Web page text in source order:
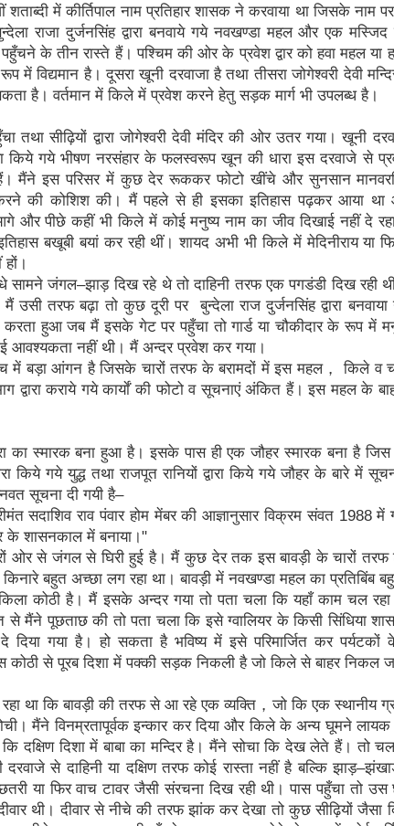
में कीर्तिपाल नाम प्रतिहार शासक ने करवाया था जिसके नाम पर
राजा दुर्जनसिंह द्वारा बनवाये गये नवखण्डा महल और एक
के तीन रास्ते हैं। पश्चिम की ओर के प्रवेश द्वार को हवा महल या
विद्यमान है। दूसरा खूनी दरवाजा है तथा तीसरा जोगेश्वरी देवी
है। वर्तमान में किले में प्रवेश करने हेतु सड़क मार्ग भी उपलब्ध है।
सीढ़ियों द्वारा जोगेश्वरी देवी मंदिर की ओर उतर गया। खूनी
किये गये भीषण नरसंहार के फलस्वरूप खून की धारा इस दरवाजे से
मैंने इस परिसर में कुछ देर रूककर फोटो खींचे और सुनसान
की कोशिश की। मैं पहले से ही इसका इतिहास पढ़कर आया
और पीछे कहीं भी किले में कोई मनुष्य नाम का जीव दिखाई नहीं दे
बखूबी बयां कर रही थीं। शायद अभी भी किले में मेदिनीराय या
जंगल–झाड़ दिख रहे थे तो दाहिनी तरफ एक पगडंडी दिख रही
उसी तरफ बढ़ा तो कुछ दूरी पर बुन्देला राज दुर्जनसिंह द्वारा
करता हुआ जब मैं इसके गेट पर पहुँचा तो गार्ड या चौकीदार के रूप में
आवश्यकता नहीं थी। मैं अन्दर प्रवेश कर गया।
में बड़ा आंगन है जिसके चारों तरफ के बरामदों में इस महल， किले व
द्वारा कराये गये कार्याें की फोटो व सूचनाएं अंकित हैं। इस महल के
स्मारक बना हुआ है। इसके पास ही एक जौहर स्मारक बना है जिस पर
किये गये युद्ध तथा राजपूत रानियों द्वारा किये गये जौहर के बारे में
सूचना दी गयी है–
सदाशिव राव पंवार होम मेंबर की आज्ञानुसार विक्रम संवत 1988 में
के शासनकाल में बनाया।"
ओर से जंगल से घिरी हुई है। मैं कुछ देर तक इस बावड़ी के चारों तरफ
बहुत अच्छा लग रहा था। बावड़ी में नवखण्डा महल का प्रतिबिंब
कोठी है। मैं इसके अन्दर गया तो पता चला कि यहाँ काम चल रहा
मैंने पूछताछ की तो पता चला कि इसे ग्वालियर के किसी सिंधिया
दिया गया है। हो सकता है भविष्य में इसे परिमार्जित कर
कोठी से पूरब दिशा में पक्की सड़क निकली है जो किले से बाहर निकल
था कि बावड़ी की तरफ से आ रहे एक व्यक्ति，जो कि एक स्थानीय
मैंने विनम्रतापूर्वक इन्कार कर दिया और किले के अन्य घूमने लायक
दक्षिण दिशा में बाबा का मन्दिर है। मैंने सोचा कि देख लेते हैं। तो
से दाहिनी या दक्षिण तरफ कोई रास्ता नहीं है बल्कि
या फिर वाच टावर जैसी संरचना दिख रही थी। पास पहुँचा तो उस
थी। दीवार से नीचे की तरफ झांक कर देखा तो कुछ सीढ़ियों जैसा